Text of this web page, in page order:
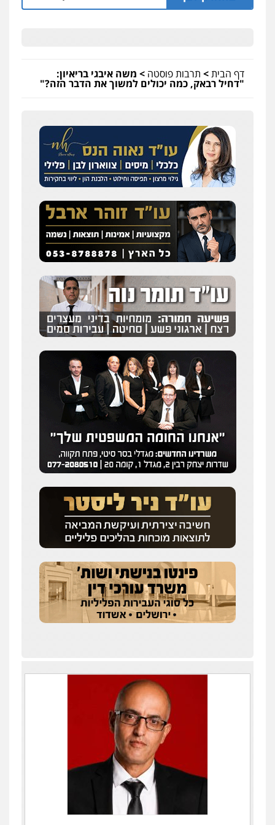
דף הבית> תרבות פוסטה > משה איבגי בריאיון:
"דחיל רבאק, כמה יכולים למשוך את הדבר הזה?"
עו"ד יפעת שוורץ סיל
תעבורה